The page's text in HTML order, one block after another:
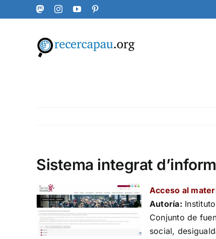
to
MastodonInstagram
YouTube
Sistema integrat
Acceso al
Autoría:
Conjunto de
social,